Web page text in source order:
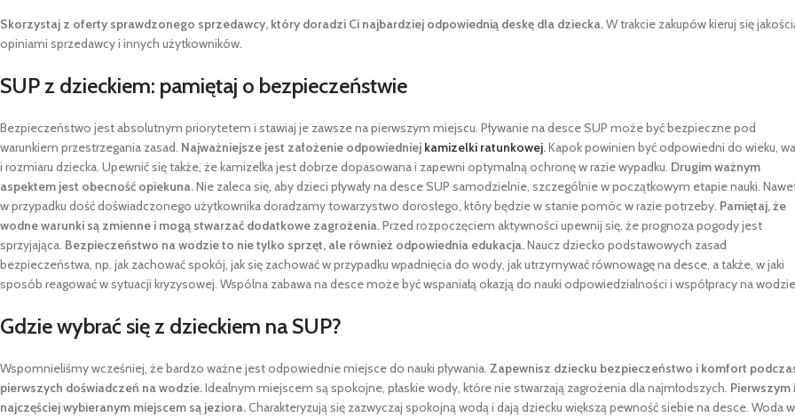
Skorzystaj z oferty sprawdzonego sprzedawcy, który doradzi Ci najbardziej odpowiednią deskę dla dziecka.W trakcie zakupów kieruj się
opiniami sprzedawcy i innych użytkowników.
SUP z dzieckiem: pamiętaj o bezpieczeństwie
Bezpieczeństwo jest absolutnym priorytetem i stawiaj je zawsze na pierwszym miejscu. Pływanie na desce SUP może być bezpieczne pod
warunkiem przestrzegania zasad. Najważniejsze jest założenie odpowiedniej kamizelki ratunkowej.Kapok powinien być odpowiedni do wieku,
i rozmiaru dziecka. Upewnić się także, że kamizelka jest dobrze dopasowana i zapewni optymalną ochronę w razie wypadku. Drugim ważnym
aspektem jest obecność opiekuna.Nie zaleca się, aby dzieci pływały na desce SUP samodzielnie, szczególnie w początkowym etapie nauki.
w przypadku dość doświadczonego użytkownika doradzamy towarzystwo dorosłego, który będzie w stanie pomóc w razie potrzeby. Pamiętaj, że
wodne warunki są zmienne i mogą stwarzać dodatkowe zagrożenia.Przed rozpoczęciem aktywności upewnij się, że prognoza pogody jest
sprzyjająca. Bezpieczeństwo na wodzie to nie tylko sprzęt, ale również odpowiednia edukacja.Naucz dziecko podstawowych zasad
bezpieczeństwa, np. jak zachować spokój, jak się zachować w przypadku wpadnięcia do wody, jak utrzymywać równowagę na desce, a także, w jaki
sposób reagować w sytuacji kryzysowej. Wspólna zabawa na desce może być wspaniałą okazją do nauki odpowiedzialności i współpracy na
Gdzie wybrać się z dzieckiem na SUP?
Wspomnieliśmy wcześniej, że bardzo ważne jest odpowiednie miejsce do nauki pływania. Zapewnisz dziecku bezpieczeństwo i komfort
pierwszych doświadczeń na wodzie.Idealnym miejscem są spokojne, płaskie wody, które nie stwarzają zagrożenia dla najmłodszych. Pierwszym i
najczęściej wybieranym miejscem są jeziora.Charakteryzują się zazwyczaj spokojną wodą i dają dziecku większą pewność siebie na desce. Woda w